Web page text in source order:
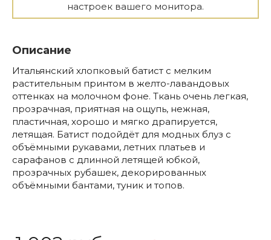
настроек вашего монитора.
Описание
Итальянский хлопковый батист с мелким
растительным принтом в желто-лавандовых
оттенках на молочном фоне. Ткань очень легкая,
прозрачная, приятная на ощупь, нежная,
пластичная, хорошо и мягко драпируется,
летящая. Батист подойдёт для модных блуз с
объёмными рукавами, летних платьев и
сарафанов с длинной летящей юбкой,
прозрачных рубашек, декорированных
объёмными бантами, туник и топов.